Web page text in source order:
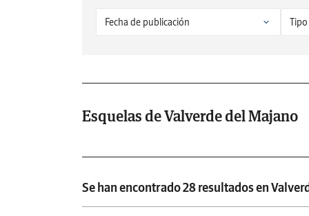
Esquelas de Valverde del Majano
Se han encontrado 28 resultados en